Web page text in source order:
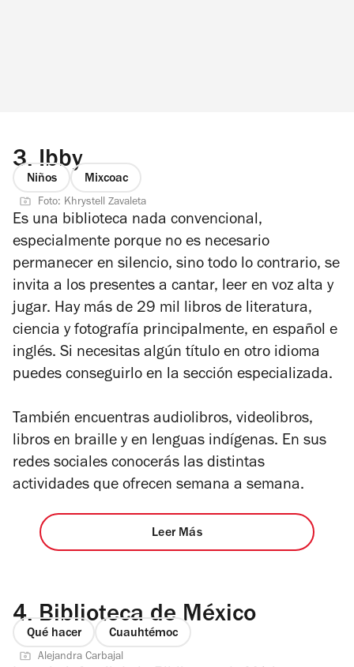
3. Ibby
Niños Mixcoac
Foto: Khrystell Zavaleta
Es una biblioteca nada convencional,
especialmente porque no es necesario
permanecer en silencio, sino todo lo contrario, se
invita a los presentes a cantar, leer en voz alta y
jugar. Hay más de 29 mil libros de literatura,
ciencia y fotografía principalmente, en español e
inglés. Si necesitas algún título en otro idioma
puedes conseguirlo en la sección especializada.
También encuentras audiolibros, videolibros,
libros en braille y en lenguas indígenas. En sus
redes sociales conocerás las distintas
actividades que ofrecen semana a semana.
Leer Más
4. Biblioteca de México
Qué hacer Cuauhtémoc
Alejandra Carbajal